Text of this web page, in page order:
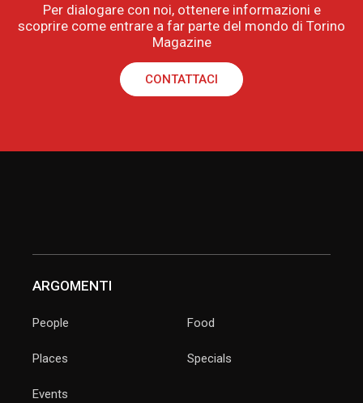
Per dialogare con noi, ottenere informazioni e
scoprire come entrare a far parte del mondo di Torino
Magazine
CONTATTACI
ARGOMENTI
People
Places
Events
Food
Specials